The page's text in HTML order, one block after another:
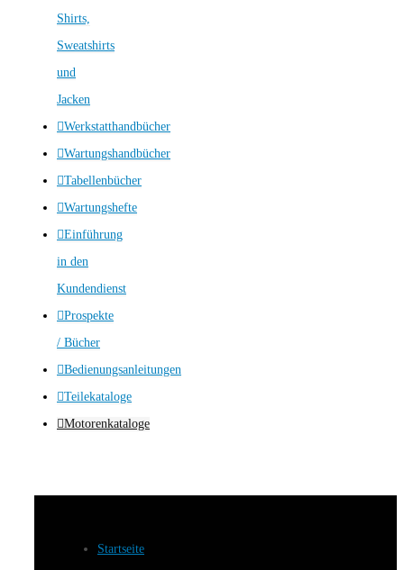
Shirts,
Sweatshirts
und
Jacken
Werkstatthandbücher
Wartungshandbücher
Tabellenbücher
Wartungshefte
Einführung
in den
Kundendienst
Prospekte
/ Bücher
Bedienungsanleitungen
Teilekataloge
Motorenkataloge
Startseite